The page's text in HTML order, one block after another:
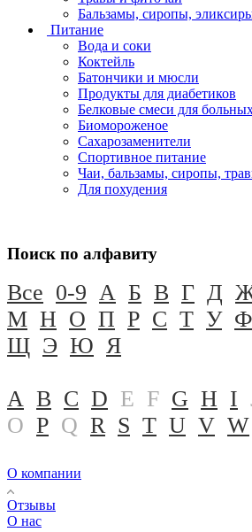
Бальзамы, сиропы,
Питание
Вода и соки
Коктейль
Батончики и мюсли
Продукты для диабетиков
Белковые смеси для
Биомороженое
Сахарозаменители
Спортивное питание
Чаи, бальзамы, сиропы,
Для похудения
Поиск по алфавиту
Все 0-9 А Б В Г Д
М Н О П Р С Т У Ф
Щ Э Ю Я
A B C D E F G H I
O P Q R S T U V W
О компании
Отзывы
О нас